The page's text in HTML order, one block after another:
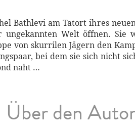
Bathlevi am Tatort ihres
Welt öffnen. Sie
von skurrilen Jägern den
bei dem sie sich nicht
naht …
Über den